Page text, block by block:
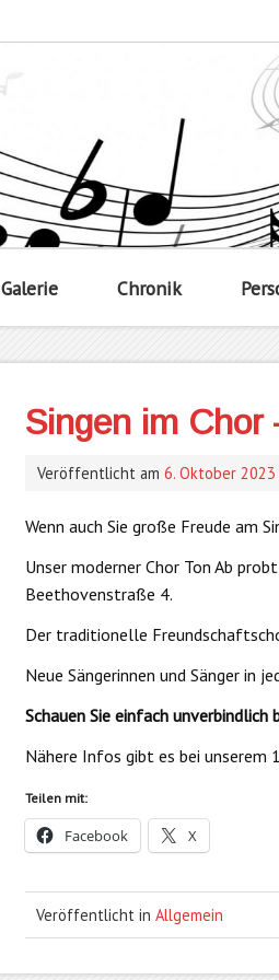
Galerie Chronik
Singen im Chor
Veröffentlicht am 6. Oktober 2023
Wenn auch Sie große Freude am
Unser moderner Chor Ton Ab
Beethovenstraße 4.
Der traditionelle
Neue Sängerinnen und Sänger in
Schauen Sie einfach
Nähere Infos gibt es bei unserem
Teilen mit:
Facebook X
Veröffentlicht in Allgemein